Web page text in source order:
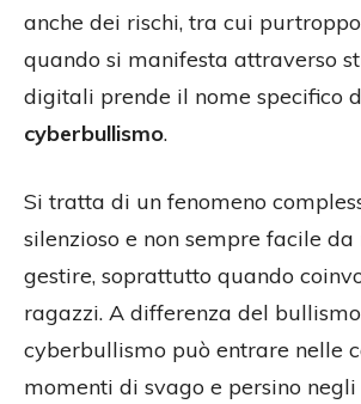
anche dei rischi, tra cui
quando si manifesta attraverso
digitali prende il nome specifico
cyberbullismo.
Si tratta di un fenomeno
silenzioso e non sempre facile da
gestire, soprattutto quando
ragazzi. A differenza del
cyberbullismo può entrare nelle
momenti di svago e persino negli